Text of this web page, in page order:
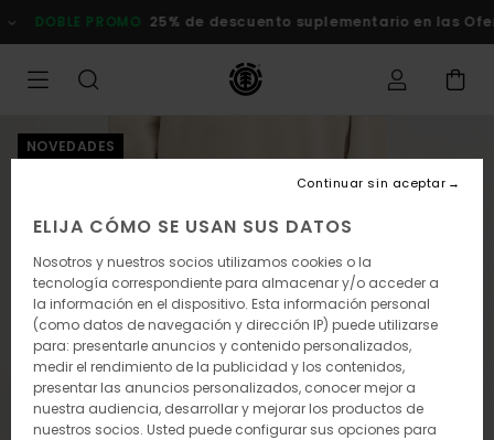
a
la
DOBLE PROMO 25% de descuento suplementario en las
NOVEDADES
ELIJA CÓMO SE USAN SUS DATOS
Nosotros y nuestros socios utilizamos cookies o la
tecnología correspondiente para almacenar y/o acceder a
la información en el dispositivo. Esta información personal
(como datos de navegación y dirección IP) puede utilizarse
para: presentarle anuncios y contenido personalizados,
medir el rendimiento de la publicidad y los contenidos,
presentar las anuncios personalizados, conocer mejor a
nuestra audiencia, desarrollar y mejorar los productos de
nuestros socios. Usted puede configurar sus opciones para
Continuar sin aceptar